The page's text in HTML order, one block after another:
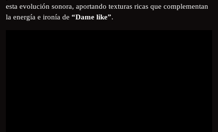
esta evolución sonora, aportando texturas ricas que complementan
la energía e ironía de “Dame like”.